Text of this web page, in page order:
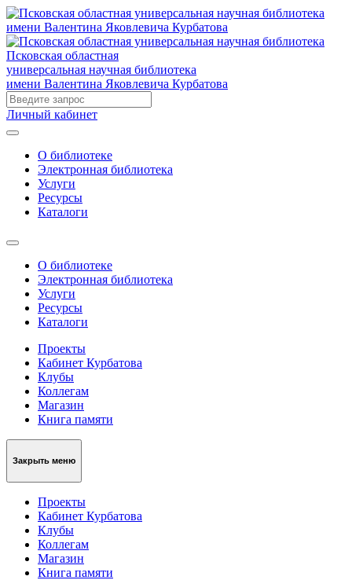
Псковская областная
универсальная научная библиотека
имени Валентина Яковлевича Курбатова
Личный кабинет
О библиотеке
Электронная библиотека
Услуги
Ресурсы
Каталоги
О библиотеке
Электронная библиотека
Услуги
Ресурсы
Каталоги
Проекты
Кабинет Курбатова
Клубы
Коллегам
Магазин
Книга памяти
Закрыть меню
Проекты
Кабинет Курбатова
Клубы
Коллегам
Магазин
Книга памяти